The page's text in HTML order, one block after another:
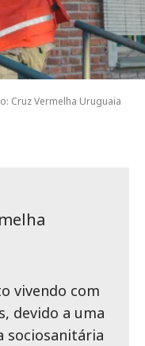
Cruz Vermelha Uruguaia
vivendo com
devido a uma
sociosanitária